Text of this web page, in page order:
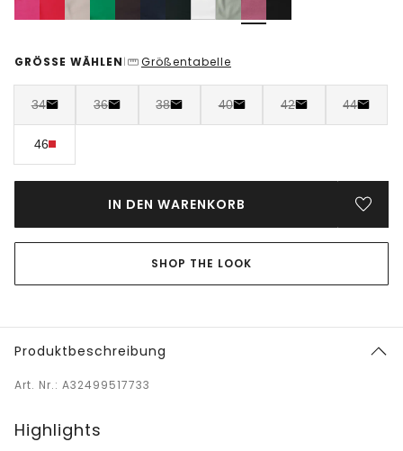
GRÖSSE WÄHLEN | Größentabelle
34 36 38 40 42 44
46
IN DEN WARENKORB
SHOP THE LOOK
Produktbeschreibung
Art. Nr.: A32499517733
Highlights